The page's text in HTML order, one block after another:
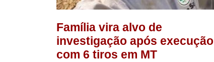
Família vira alvo de
investigação após execução
com 6 tiros em MT